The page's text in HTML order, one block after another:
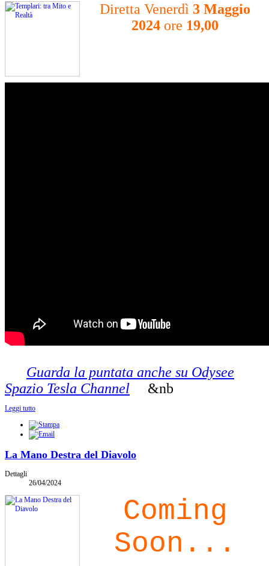
Diretta Venerdì 3 Maggio
2024 ore 19,00
Guarda la puntata anche su Odysee
Spazio Tesla Channel
&nb
Leggi tutto
La Mano Destra del Diavolo
Dettagli
26/04/2024
Coming
Soon...